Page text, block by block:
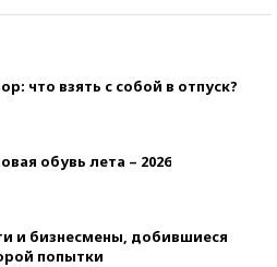
что взять с собой в отпуск?
обувь лета – 2026
и бизнесмены, добившиеся
попытки